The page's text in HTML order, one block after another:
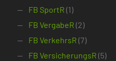
FB SportR (1)
FB VergabeR (2)
FB VerkehrsR (7)
FB VersicherungsR (5)